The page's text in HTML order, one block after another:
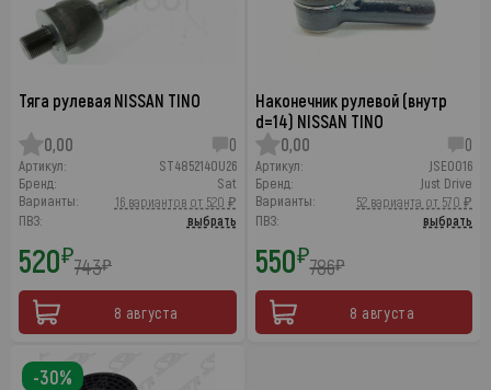
Тяга рулевая NISSAN TINO
0,00 0
Артикул:
ST4852140U26
Бренд:
Sat
Варианты:
16 вариантов от 520 ₽
ПВЗ:
выбрать
520₽743₽
8 августа
Наконечник рулевой (внутр
d=14) NISSAN TINO
0,00
0
Артикул:
JSE0016
Бренд:
Just Drive
Варианты:
52 варианта от 570 ₽
ПВЗ:
выбрать
550₽786₽
8 августа
-30%